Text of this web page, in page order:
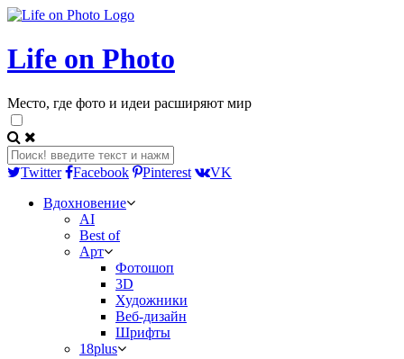
Life on Photo
Место, где фото и идеи расширяют мир
Twitter Facebook Pinterest
VK
Вдохновение
AI
Best of
Арт
Фотошоп
3D
Художники
Веб-дизайн
Шрифты
18plus